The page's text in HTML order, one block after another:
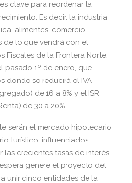
clave para reordenar la
Es decir, la industria
alimentos, comercio
de lo que vendrá con el
Fiscales de la Frontera Norte,
pasado 1º de enero, que
donde se reducirá el IVA
de 16 a 8% y el ISR
de 30 a 20%.
serán el mercado hipotecario
turístico, influenciados
las crecientes tasas de interés
genere el proyecto del
unir cinco entidades de la